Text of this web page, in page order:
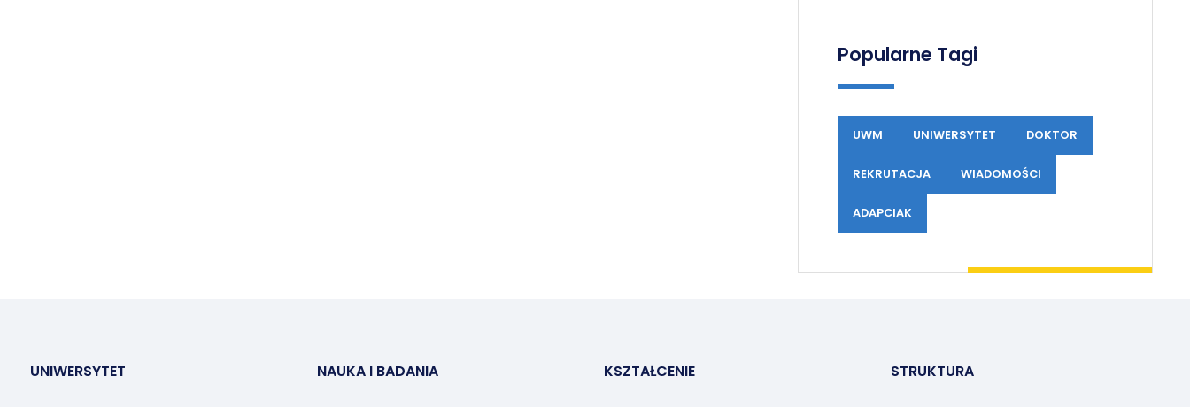
Popularne Tagi
UWM UNIWERSYTET DOKTOR
REKRUTACJA WIADOMOŚCI
ADAPCIAK
UNIWERSYTET NAUKA I BADANIA KSZTAŁCENIE STRUKTURA